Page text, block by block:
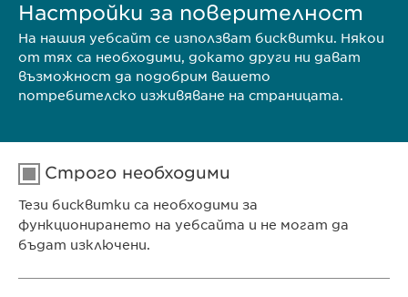
Телефон: +359 2 962 12 00
e-mail:
info@ewopharma.bg/contact@ewopharma.bg
e-mail:pharmacovigilance@ewopharma.bg
e-mail:medenquiry@ewopharma.bg
Настройки за поверителност
На нашия уебсайт се използват бисквитки. Някои
от тях са необходими, докато други ни дават
възможност да подобрим вашето
потребителско изживяване на страницата.
Строго необходими
Тези бисквитки са необходими за
функционирането на уебсайта и не могат да
бъдат изключени.